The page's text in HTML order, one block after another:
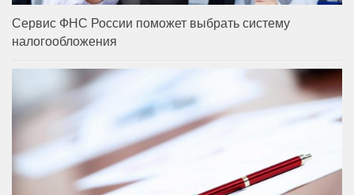
Сервис ФНС России поможет выбрать систему
налогообложения